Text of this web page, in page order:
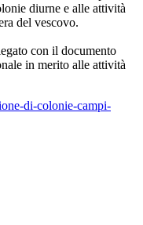
diurne e alle attività
del vescovo.
con il documento
in merito alle attività
di-colonie-campi-